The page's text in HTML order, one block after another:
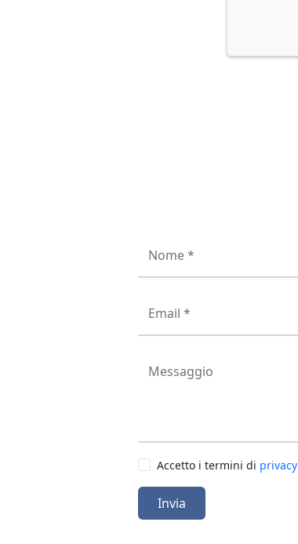
Nome *
Email *
Messaggio
Accetto i termini di privacy
Invia